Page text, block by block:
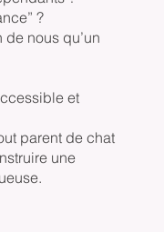
?
nous qu’un
et
parent de chat
une